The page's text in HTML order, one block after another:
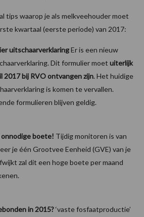
tips waarop je als melkveehouder moet
kwartaal (eerste periode) van 2017:
uitschaarverklaringEr is een nieuw
Dit formulier moet uiterlijk
2017 bij RVO ontvangen zijn. Het huidige
is komen te vervallen.
formulieren blijven geldig.
boete! Tijdig monitoren is van
je één Grootvee Eenheid (GVE) van je
zal dit een hoge boete per maand
in 2015?‘vaste fosfaatproductie’